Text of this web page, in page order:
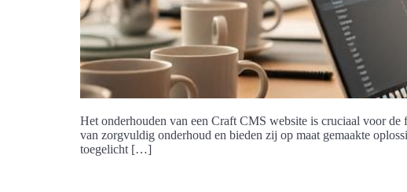
Het onderhouden van een Craft CMS website is cruciaal voor
van zorgvuldig onderhoud en bieden zij op maat gemaakte
toegelicht […]